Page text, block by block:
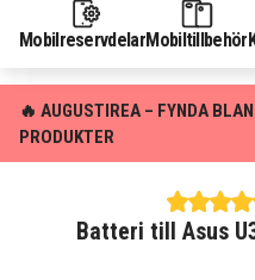
MobilreservdelarMobiltillbehör
🔥 AUGUSTIREA – FYNDA
PRODUKTER
Batteri till Asus